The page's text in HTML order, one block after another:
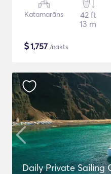
Katamarāns
42 ft
13 m
$1,757 /nakts
Daily Private Sailing